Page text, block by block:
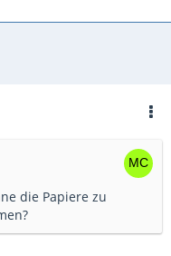
die Papiere zu